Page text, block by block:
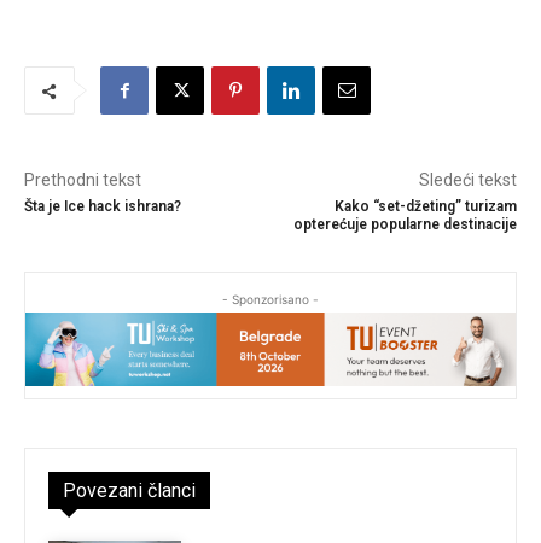
Prethodni tekst
Šta je Ice hack ishrana?
Sledeći tekst
Kako “set-džeting” turizam
opterećuje popularne destinacije
- Sponzorisano -
Povezani članci